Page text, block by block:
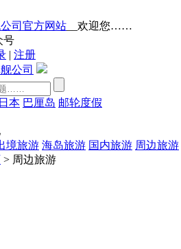
司官方网站 __欢迎您……
号
| 注册
日本 巴厘岛 邮轮度假
境旅游 海岛旅游 国内旅游 周边旅游
> 周边旅游